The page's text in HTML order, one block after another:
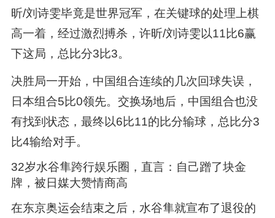
昕/刘诗雯毕竟是世界冠军，在关键球的处理上棋
高一着，经过激烈搏杀，许昕/刘诗雯以11比6赢
下这局，总比分3比3。
决胜局一开始，中国组合连续的几次回球失误，
日本组合5比0领先。交换场地后，中国组合也没
有找到状态，最终以6比11的比分输球，总比分3
比4输给对手。
32岁水谷隼跨行娱乐圈，直言：自己蹭了块金
牌，被日媒大赞情商高
在东京奥运会结束之后，水谷隼就宣布了退役的